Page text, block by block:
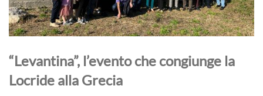
“Levantina”, l’evento che congiunge la
Locride alla Grecia